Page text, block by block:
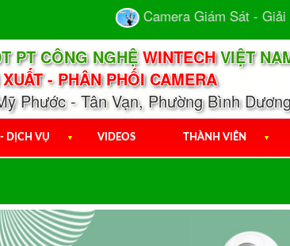
Camera Giám Sát - Giải Pháp
PT CÔNG NGHỆWINTECHVIỆT
- PHÂN PHỐI CAMERA
Phước - Tân Vạn, Phường Bình
DỊCH VỤ ▼ VIDEOS THÀNH VIÊN ▼